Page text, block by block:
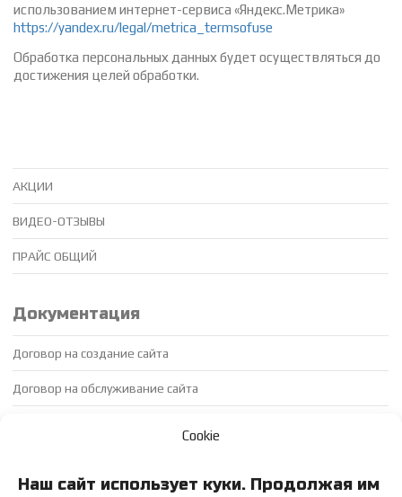
Cookie
Наш сайт использует куки. Продолжая им
использованием интернет-сервиса «Яндекс.Метрика»
https://yandex.ru/legal/metrica_termsofuse
Обработка персональных данных будет осуществляться до
достижения целей обработки.
АКЦИИ
ВИДЕО-ОТЗЫВЫ
ПРАЙС ОБЩИЙ
Документация
Договор на создание сайта
Договор на обслуживание сайта
Приложение к договору на обслуживание сайта